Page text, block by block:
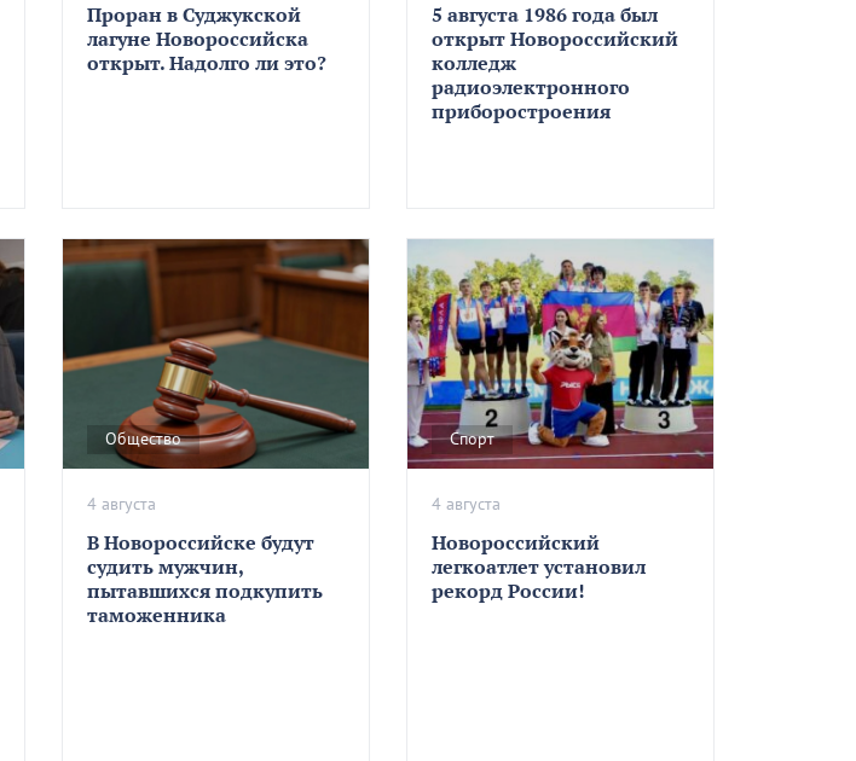
Проран в Суджукской
лагуне Новороссийска
открыт. Надолго ли это?
5 августа 1986 года был
открыт Новороссийский
колледж
радиоэлектронного
приборостроения
Общество
В Новороссийске будут
судить мужчин,
пытавшихся подкупить
таможенника
4 августа
Спорт
Новороссийский
легкоатлет установил
рекорд России!
4 августа